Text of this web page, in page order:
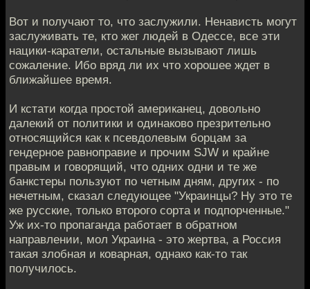
Вот и получают то, что заслужили. Ненависть могут
заслуживать те, кто жег людей в Одессе, все эти
нацики-каратели, остальные вызывают лишь
сожаление. Ибо вряд ли их что хорошее ждет в
ближайшее время.
И кстати когда простой американец, довольно
далекий от политики и одинаково презрительно
относящийся как к псевдолевым борцам за
гендерное равноправие и прочим SJW и крайне
правым и говорящий, что одних одни и те же
банкстеры пользуют по четным дням, других - по
нечетным, сказал следующее "Украинцы? Ну это те
же русские, только второго сорта и подпорченные."
Уж их-то пропаганда работает в обратном
направлении, мол Украина - это жертва, а Россия
такая злобная и коварная, однако как-то так
получилось.